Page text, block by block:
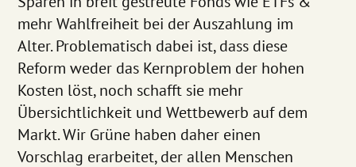
mehr Wahlfreiheit bei der Auszahlung im
Alter. Problematisch dabei ist, dass diese
Reform weder das Kernproblem der hohen
Kosten löst, noch schafft sie mehr
Übersichtlichkeit und Wettbewerb auf dem
Markt. Wir Grüne haben daher einen
Vorschlag erarbeitet, der allen Menschen